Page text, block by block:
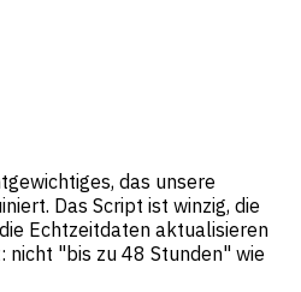
das unsere
Das Script ist winzig, die
Echtzeitdaten aktualisieren
nicht "bis zu 48 Stunden" wie